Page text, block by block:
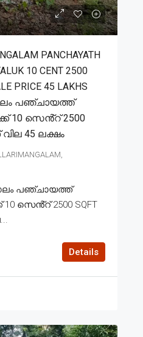
PANCHAYATH
10 CENT 2500
PRICE 45 LAKHS
പഞ്ചായത്ത്
10 സെൻ്റ് 2500
വില 45 ലക്ഷം
പഞ്ചായത്ത്
സെൻ്റ് 2500 SQFT
Details